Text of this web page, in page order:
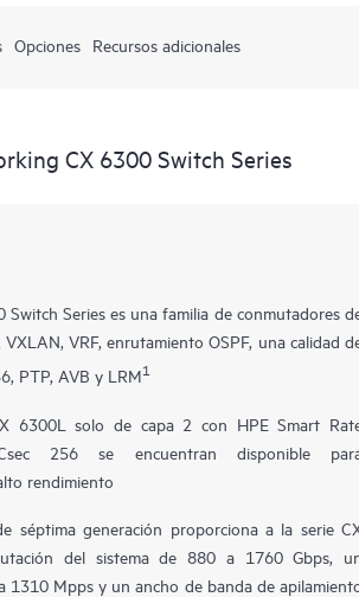
Opciones Recursos adicionales
CX 6300 Switch Series
Series es una familia de conmutadores
VRF, enrutamiento OSPF, una calidad
PTP, AVB y LRM1
6300L
solo de capa 2 con HPE Smart
256 se encuentran disponible
rendimiento
séptima generación proporciona a la serie
del sistema de 880 a 1760 Gbps,
1310 Mpps y un ancho de banda de